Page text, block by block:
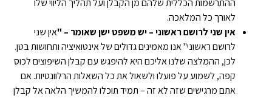
ההתרשמות הכללית שלהם מן הקבלן ועל תהליך הליווי שלו
לאורך כל המלאכה.
אין שני לרושם ראשוני – יש משפט ישן שאומר – "אין שני
לרושם ראשוני" אנו מאמינים גדולים של אינטואיציה ותחושות בטן.
לכן, ההמלצה שלנו אליכם היא להיפגש עם קבלן השיפוצים לכוס
קפה, לשמוע על פועלו ולשאול את כל השאלות הרלוונטיות. אם
אתם מרגישים שזה לא זה – תמיד תוכלו להמשיך הלאה אל קבלן